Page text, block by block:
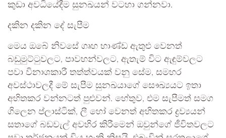
කුඩා අවධියේදීම සුනඛයන් වටහා ගන්නවා.
දකින දකින දේ සැපීම
මෙය ඔබේ නිවසේ ගෘහ භාණ්ඩ ඇතුළු වෙනත්
බඩුමුට්ටුවලට, පාවහන්වලට, ඇතැම් විට ඇඳුම්වලට
පවා විනාශකාරී තත්ත්වයක් වනු සේම, සමහර
අවස්ථාවලදී මේ සැපීම සුනඛයාගේ සෞඛ්‍යයට ඉතා
අහිතකර වන්නටත් පුළුවන්. හේතුව, එම සැපීමත් සමග
ගිලෙන ප්ලාස්ටික්, ලී හෝ වෙනත් අහිතකර ද්‍රව්‍යයන්
සතාගේ බඩවැල් අවහිර කිරීමෙන් ඔවුන්ගේ ජීවිතවලට